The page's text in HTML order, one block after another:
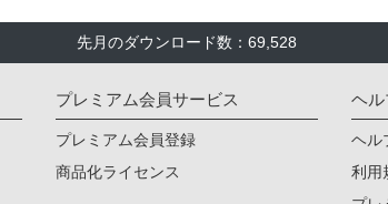
先月のダウンロード数：69,528
プレミアム会員サービス
プレミアム会員登録
商品化ライセンス
ヘル
ヘル
利用